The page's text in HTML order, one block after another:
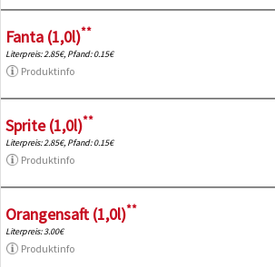
Fanta (1,0l)**
Literpreis: 2.85€, Pfand: 0.15€
Produktinfo
Sprite (1,0l)**
Literpreis: 2.85€, Pfand: 0.15€
Produktinfo
Orangensaft (1,0l)**
Literpreis: 3.00€
Produktinfo